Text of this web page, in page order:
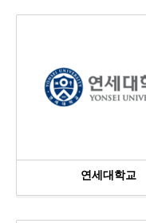
연세대학교